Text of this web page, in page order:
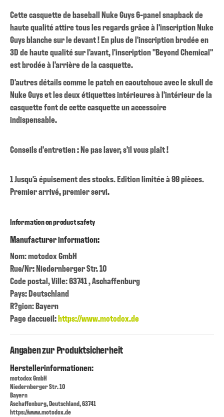
Cette casquette de baseball Nuke Guys 6-panel snapback de
haute qualité attire tous les regards grâce à l'inscription Nuke
Guys blanche sur le devant ! En plus de l'inscription brodée en
3D de haute qualité sur l'avant, l'inscription "Beyond Chemical"
est brodée à l'arrière de la casquette.
D'autres détails comme le patch en caoutchouc avec le skull de
Nuke Guys et les deux étiquettes intérieures à l'intérieur de la
casquette font de cette casquette un accessoire
indispensable.
Conseils d'entretien : Ne pas laver, s'il vous plaît !
1 Jusqu'à épuisement des stocks. Edition limitée à 99 pièces.
Premier arrivé, premier servi.
Information on product safety
Manufacturer information:
Nom: motodox GmbH
Rue/Nr: Niedernberger Str. 10
Code postal, Ville: 63741 , Aschaffenburg
Pays: Deutschland
R?gion: Bayern
Page daccueil:https://www.motodox.de
Angaben zur Produktsicherheit
Herstellerinformationen:
motodox GmbH
Niedernberger Str. 10
Bayern
Aschaffenburg, Deutschland, 63741
https://www.motodox.de